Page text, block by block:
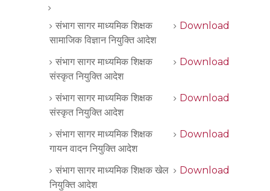
संभाग सागर माध्यमिक शिक्षक
सामाजिक विज्ञान नियुक्ति आदेश
Download
संभाग सागर माध्यमिक शिक्षक
संस्कृत नियुक्ति आदेश
Download
संभाग सागर माध्यमिक शिक्षक
संस्कृत नियुक्ति आदेश
Download
संभाग सागर माध्यमिक शिक्षक
गायन वादन नियुक्ति आदेश
Download
संभाग सागर माध्यमिक शिक्षक खेल
नियुक्ति आदेश
Download